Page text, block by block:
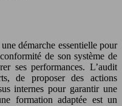
démarche essentielle pour
de son système de
ses performances. L’audit
de proposer des actions
internes pour garantir une
formation adaptée est un